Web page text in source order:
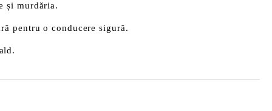
și murdăria.
pentru o conducere sigură.